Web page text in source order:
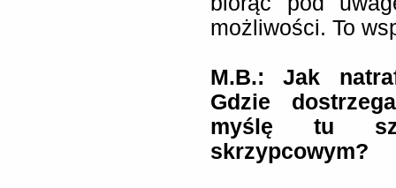
możliwości. To
M.B.: Jak
Gdzie
myślę tu
skrzypcowym?